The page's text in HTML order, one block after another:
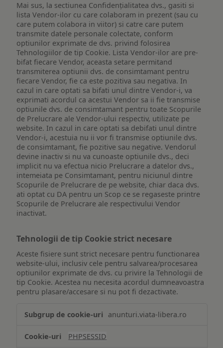
Mai sus, la sectiunea Confidențialitatea dvs., gasiti si
lista Vendor-ilor cu care colaboram in prezent (sau cu
care putem colabora in viitor) si catre care putem
transmite datele personale colectate, conform
optiunilor exprimate de dvs. privind folosirea
Tehnologiilor de tip Cookie. Lista Vendor-ilor are pre-
bifat fiecare Vendor, aceasta setare permitand
transmiterea optiunii dvs. de consimtamant pentru
fiecare Vendor, fie ca este pozitiva sau negativa. In
cazul in care optati sa bifati unul dintre Vendor-i, va
exprimati acordul ca acestui Vendor sa ii fie transmise
optiunile dvs. de consimtamant pentru toate Scopurile
de Prelucrare ale Vendor-ului respectiv, utilizate pe
website. In cazul in care optati sa debifati unul dintre
Vendor-i, acestuia nu ii vor fi transmise optiunile dvs.
de consimtamant, fie pozitive sau negative. Vendorul
devine inactiv si nu va cunoaste optiunile dvs., deci
implicit nu va efectua nicio Prelucrare a datelor dvs.,
intemeiata pe Consimtamant, pentru niciunul dintre
Scopurile de Prelucrare de pe website, chiar daca dvs.
ati optat cu DA pentru un Scop ce se regaseste printre
Scopurile de Prelucrare ale respectivului Vendor
inactivat.
Tehnologii de tip Cookie strict necesare
Aceste fisiere sunt strict necesare pentru functionarea
website-ului, inclusiv cele pentru salvarea/procesarea
optiunilor exprimate de dvs. cu privire la Tehnologii de
tip Cookie. Acestea nu necesita acordul dumneavoastra
pentru plasare/accesare si nu pot fi dezactivate.
de
Cookie
anunturi.viata-libera.ro
PHPSESSID